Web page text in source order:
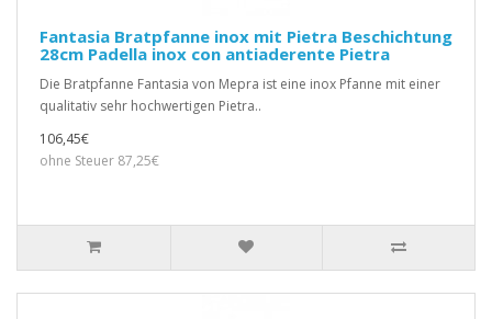
Fantasia Bratpfanne inox mit Pietra Beschichtung
28cm Padella inox con antiaderente Pietra
Die Bratpfanne Fantasia von Mepra ist eine inox Pfanne mit einer
qualitativ sehr hochwertigen Pietra..
106,45€
ohne Steuer 87,25€